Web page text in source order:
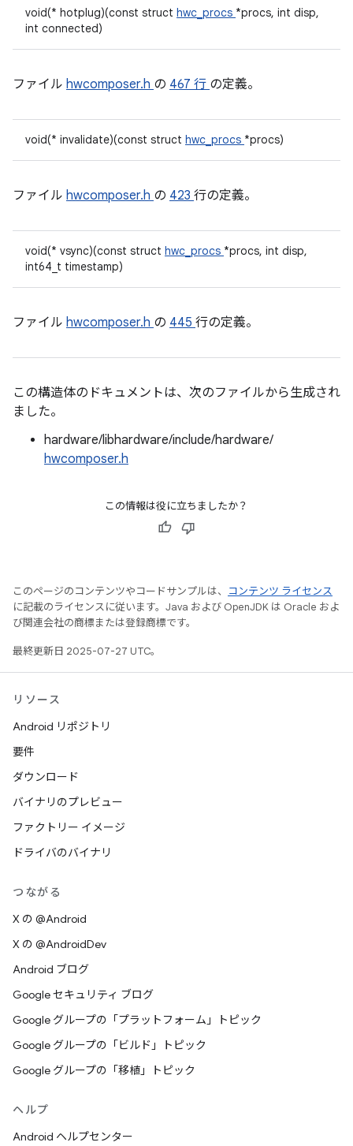
void(* hotplug)(const struct hwc_procs *procs, int disp,
int connected)
ファイル hwcomposer.h の 467 行 の定義。
void(* invalidate)(const struct hwc_procs *procs)
ファイル hwcomposer.h の 423 行の定義。
void(* vsync)(const struct hwc_procs *procs, int disp,
int64_t timestamp)
ファイル hwcomposer.h の 445 行の定義。
この構造体のドキュメントは、次のファイルから生成され
ました。
hardware/libhardware/include/hardware/
hwcomposer.h
この情報は役に立ちましたか？
このページのコンテンツやコードサンプルは、
コンテンツ ライセンス
に記載のライセンスに従います。Java および OpenJDK は Oracle およ
び関連会社の商標または登録商標です。
最終更新日 2025-07-27 UTC。
リソース
Android リポジトリ
要件
ダウンロード
バイナリのプレビュー
ファクトリー イメージ
ドライバのバイナリ
つながる
X の @Android
X の @AndroidDev
Android ブログ
Google セキュリティ ブログ
Google グループの「プラットフォーム」トピック
Google グループの「ビルド」トピック
Google グループの「移植」トピック
ヘルプ
Android ヘルプセンター